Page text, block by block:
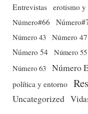
Entrevistas erotismo
Número#66
Número 43 Número 47
Número 54 Número 55
Número 63 Número
política y entorno
Uncategorized